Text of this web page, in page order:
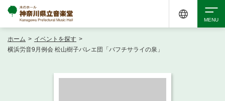
ホーム > イベントを探す >
横浜労音9月例会 松山樹子バレエ団「バフチサライの泉」